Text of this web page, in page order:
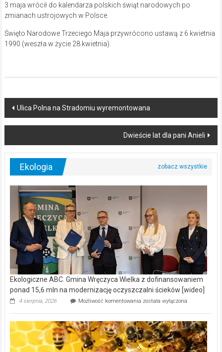
3 maja wrócił do kalendarza polskich świąt narodowych po
zmianach ustrojowych w Polsce.
Święto Narodowe Trzeciego Maja przywrócono ustawą z 6 kwietnia
1990 (weszła w życie 28 kwietnia).
Post
navigation
Ulica Polna na Stradomiu wyremontowana
Dwieście lat dla pani Anieli
Ekologia
Ekologiczne ABC. Gmina Wręczyca Wielka z dofinansowaniem
ponad 15,6 mln na modernizację oczyszczalni ścieków [wideo]
4 sierpnia, 2026 Możliwość komentowania Ekologiczne
Wręczyca
Wielka
z
dofinansowaniem
została wyłączona